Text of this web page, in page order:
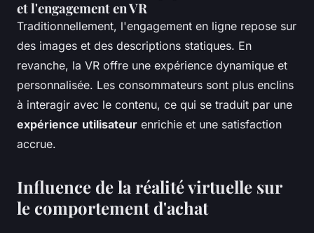
et l'engagement en VR
Traditionnellement, l'engagement en ligne repose sur
des images et des descriptions statiques. En
revanche, la VR offre une expérience dynamique et
personnalisée. Les consommateurs sont plus enclins
à interagir avec le contenu, ce qui se traduit par une
expérience utilisateur enrichie et une satisfaction
accrue.
Influence de la réalité virtuelle sur
le comportement d'achat